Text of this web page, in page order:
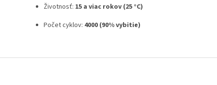
Životnosť: 15 a viac rokov (25 °C)
Počet cyklov: 4000 (90% vybitie)